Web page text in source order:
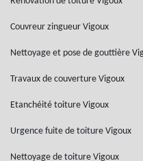
Couvreur zingueur Vigoux
Nettoyage et pose de gouttière
Travaux de couverture Vigoux
Etanchéité toiture Vigoux
Urgence fuite de toiture Vigoux
Nettoyage de toiture Vigoux